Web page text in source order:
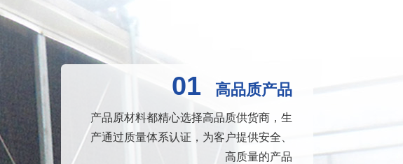
01 高品质产品
产品原材料都精心选择高品质供货商，生
产通过质量体系认证，为客户提供安全、
高质量的产品